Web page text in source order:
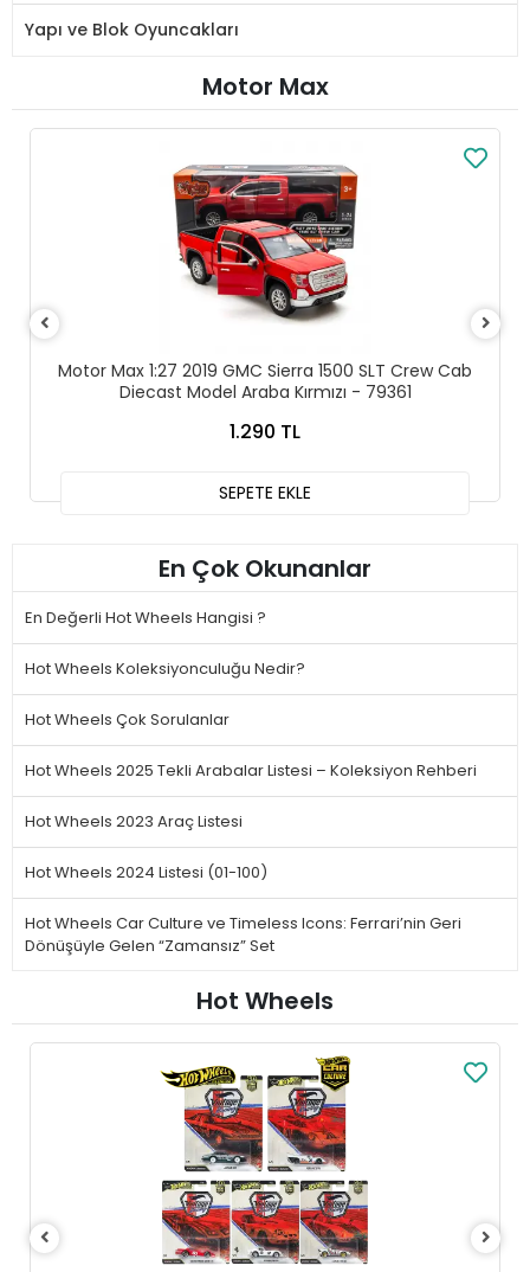
Yapı ve Blok Oyuncakları
Motor Max
Motor Max 1:27 2019 GMC Sierra 1500 SLT Crew Cab
Diecast Model Araba Kırmızı - 79361
1.290 TL
SEPETE EKLE
En Çok Okunanlar
En Değerli Hot Wheels Hangisi ?
Hot Wheels Koleksiyonculuğu Nedir?
Hot Wheels Çok Sorulanlar
Hot Wheels 2025 Tekli Arabalar Listesi – Koleksiyon Rehberi
Hot Wheels 2023 Araç Listesi
Hot Wheels 2024 Listesi (01-100)
Hot Wheels Car Culture ve Timeless Icons: Ferrari’nin Geri
Dönüşüyle Gelen “Zamansız” Set
Hot Wheels